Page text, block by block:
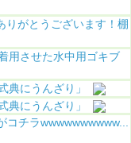
りがとうございます！棚
用させた水中用ゴキブ
典にうんざり」
典にうんざり」
コチラwwwwwwwwww...